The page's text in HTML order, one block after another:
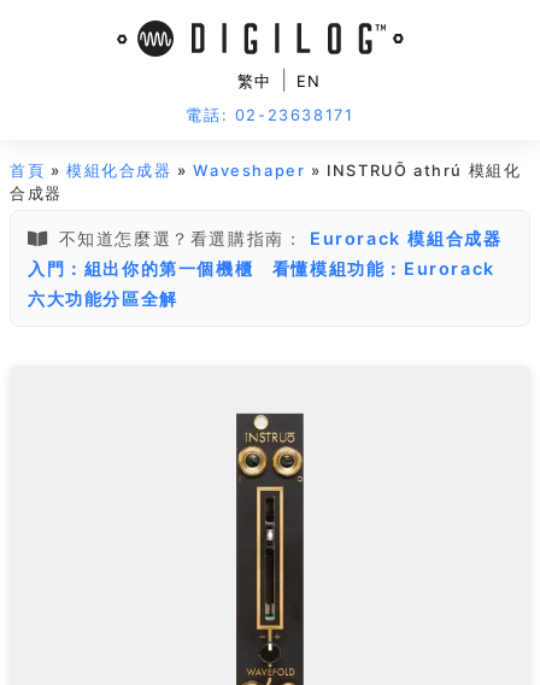
繁中
EN
電話: 02-23638171
首頁 »模組化合成器 »Waveshaper » INSTRUŌ athrú 模組化
合成器
不知道怎麼選？看選購指南：
Eurorack 模組合成器
入門：組出你的第一個機櫃
看懂模組功能：Eurorack
六大功能分區全解